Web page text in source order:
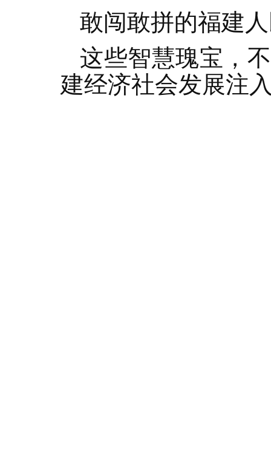
敢闯敢拼的福建
这些智慧瑰宝，
建经济社会发展注